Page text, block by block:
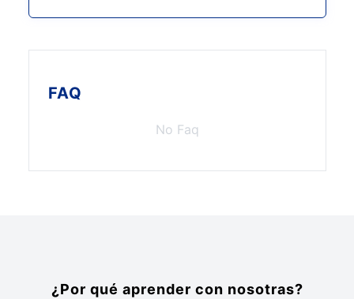
FAQ
No Faq
¿Por qué aprender con nosotras?